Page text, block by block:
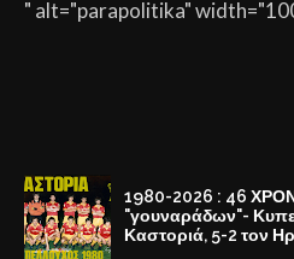
" alt="parapolitika"
1980-2026 : 46
"γουναράδων"-
Καστοριά, 5-2 τον